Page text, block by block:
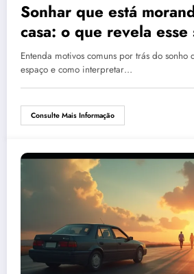
Sonhar que está
casa: o que revela esse
Entenda motivos comuns por trás do
espaço e como interpretar…
Consulte Mais Informação